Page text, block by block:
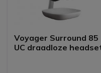
Voyager Surround 85
UC draadloze